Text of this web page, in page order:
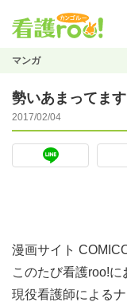
マンガ
勢いあまってま
2017/02/04
漫画サイト
このたび看護roo!に
現役看護師によるナ